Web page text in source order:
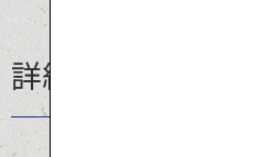
詳細情報